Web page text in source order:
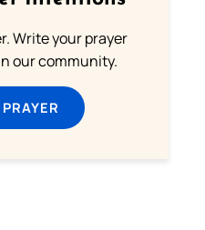
Write your prayer
our community.